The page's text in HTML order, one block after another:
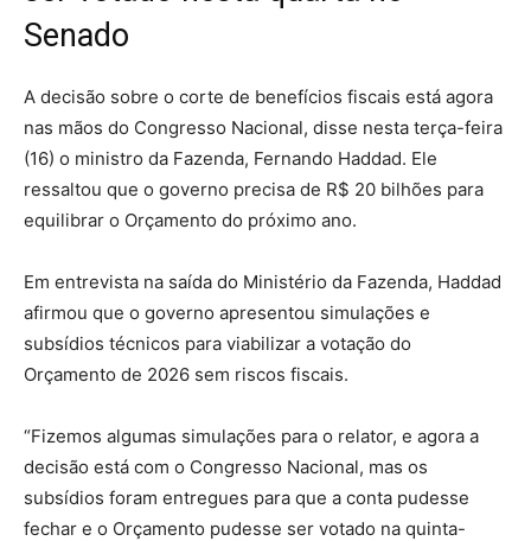
Senado
A decisão sobre o corte de benefícios fiscais está agora
nas mãos do Congresso Nacional, disse nesta terça-feira
(16) o ministro da Fazenda, Fernando Haddad. Ele
ressaltou que o governo precisa de R$ 20 bilhões para
equilibrar o Orçamento do próximo ano.
Em entrevista na saída do Ministério da Fazenda, Haddad
afirmou que o governo apresentou simulações e
subsídios técnicos para viabilizar a votação do
Orçamento de 2026 sem riscos fiscais.
“Fizemos algumas simulações para o relator, e agora a
decisão está com o Congresso Nacional, mas os
subsídios foram entregues para que a conta pudesse
fechar e o Orçamento pudesse ser votado na quinta-